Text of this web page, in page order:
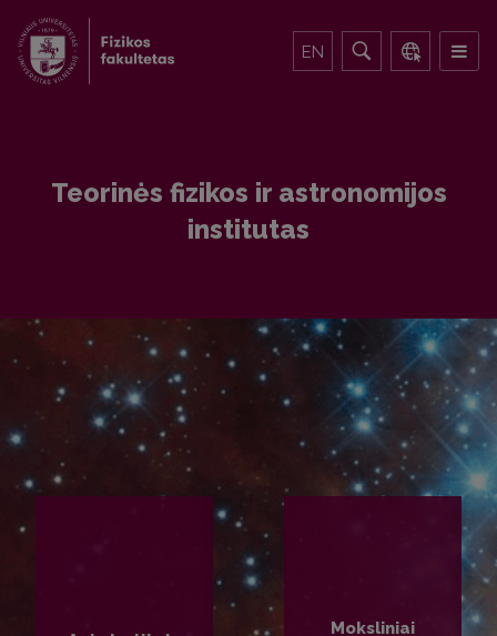
EN
Teorinės fizikos ir astronomijos
institutas
Moksliniai